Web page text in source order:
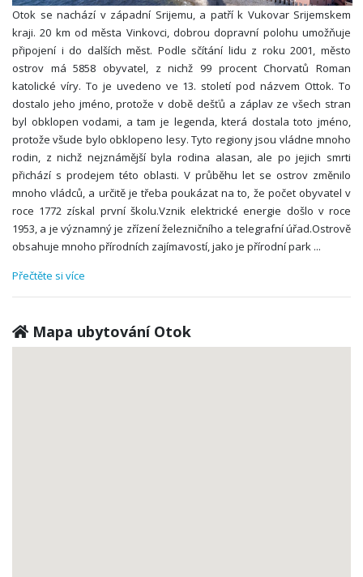
Otok se nachází v západní Srijemu, a patří k Vukovar Srijemskem
kraji. 20 km od města Vinkovci, dobrou dopravní polohu umožňuje
připojení i do dalších měst. Podle sčítání lidu z roku 2001, město
ostrov má 5858 obyvatel, z nichž 99 procent Chorvatů Roman
katolické víry. To je uvedeno ve 13. století pod názvem Ottok. To
dostalo jeho jméno, protože v době dešťů a záplav ze všech stran
byl obklopen vodami, a tam je legenda, která dostala toto jméno,
protože všude bylo obklopeno lesy. Tyto regiony jsou vládne mnoho
rodin, z nichž nejznámější byla rodina alasan, ale po jejich smrti
přichází s prodejem této oblasti. V průběhu let se ostrov změnilo
mnoho vládců, a určitě je třeba poukázat na to, že počet obyvatel v
roce 1772 získal první školu.Vznik elektrické energie došlo v roce
1953, a je významný je zřízení železničního a telegrafní úřad.Ostrově
obsahuje mnoho přírodních zajímavostí, jako je přírodní park ...
Přečtěte si více
Mapa ubytování Otok